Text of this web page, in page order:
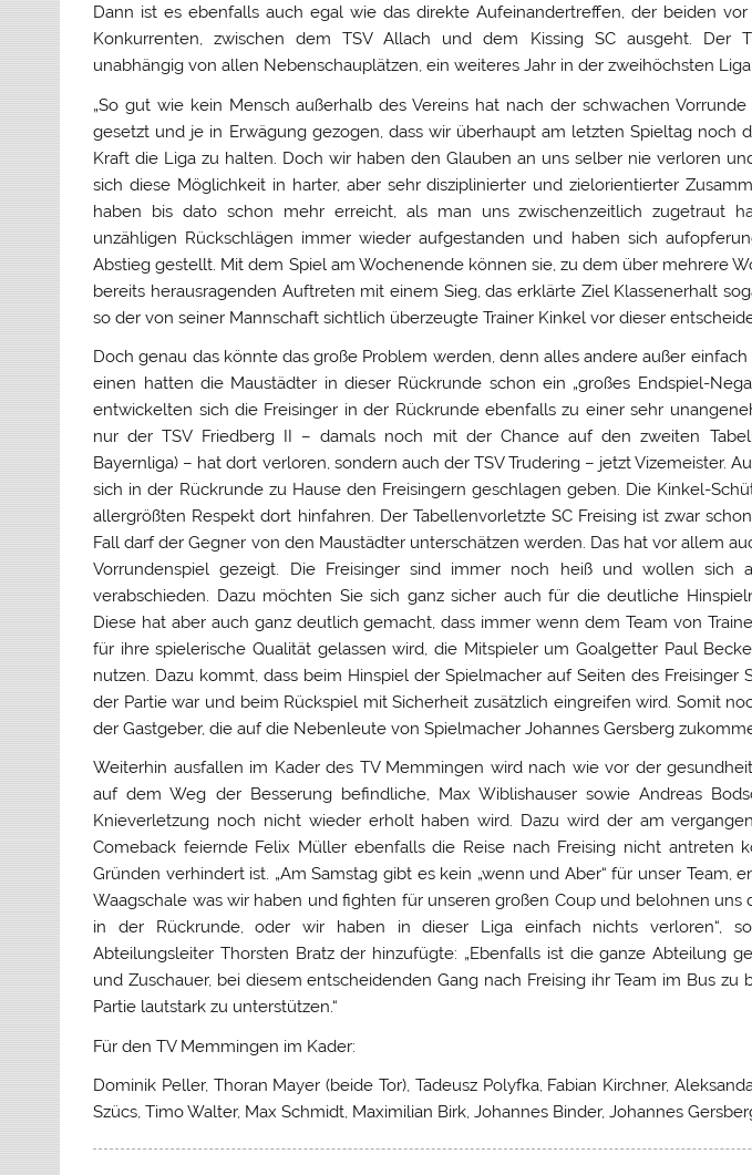
Dann ist es ebenfalls auch egal wie das direkte Aufeinandertreffen, der beiden
Konkurrenten, zwischen dem TSV Allach und dem Kissing SC ausgeht. Der
unabhängig von allen Nebenschauplätzen, ein weiteres Jahr in der zweihöchsten
„So gut wie kein Mensch außerhalb des Vereins hat nach der schwachen
gesetzt und je in Erwägung gezogen, dass wir überhaupt am letzten Spieltag noch
Kraft die Liga zu halten. Doch wir haben den Glauben an uns selber nie verloren
sich diese Möglichkeit in harter, aber sehr disziplinierter und zielorientierter
haben bis dato schon mehr erreicht, als man uns zwischenzeitlich zugetraut
unzähligen Rückschlägen immer wieder aufgestanden und haben sich
Abstieg gestellt. Mit dem Spiel am Wochenende können sie, zu dem über mehrere
bereits herausragenden Auftreten mit einem Sieg, das erklärte Ziel Klassenerhalt
so der von seiner Mannschaft sichtlich überzeugte Trainer Kinkel vor dieser
Doch genau das könnte das große Problem werden, denn alles andere außer einfach
einen hatten die Maustädter in dieser Rückrunde schon ein „großes Endspiel-
entwickelten sich die Freisinger in der Rückrunde ebenfalls zu einer sehr
nur der TSV Friedberg II – damals noch mit der Chance auf den zweiten
Bayernliga) – hat dort verloren, sondern auch der TSV Trudering – jetzt Vizemeister.
sich in der Rückrunde zu Hause den Freisingern geschlagen geben. Die Kinkel-
allergrößten Respekt dort hinfahren. Der Tabellenvorletzte SC Freising ist zwar
Fall darf der Gegner von den Maustädter unterschätzen werden. Das hat vor allem
Vorrundenspiel gezeigt. Die Freisinger sind immer noch heiß und wollen sich
verabschieden. Dazu möchten Sie sich ganz sicher auch für die deutliche
Diese hat aber auch ganz deutlich gemacht, dass immer wenn dem Team von
für ihre spielerische Qualität gelassen wird, die Mitspieler um Goalgetter Paul
nutzen. Dazu kommt, dass beim Hinspiel der Spielmacher auf Seiten des Freisinger
der Partie war und beim Rückspiel mit Sicherheit zusätzlich eingreifen wird. Somit
der Gastgeber, die auf die Nebenleute von Spielmacher Johannes Gersberg
Weiterhin ausfallen im Kader des TV Memmingen wird nach wie vor der
auf dem Weg der Besserung befindliche, Max Wiblishauser sowie Andreas
Knieverletzung noch nicht wieder erholt haben wird. Dazu wird der am
Comeback feiernde Felix Müller ebenfalls die Reise nach Freising nicht antreten
Gründen verhindert ist. „Am Samstag gibt es kein „wenn und Aber“ für unser Team,
Waagschale was wir haben und fighten für unseren großen Coup und belohnen
in der Rückrunde, oder wir haben in dieser Liga einfach nichts verloren“,
Abteilungsleiter Thorsten Bratz der hinzufügte: „Ebenfalls ist die ganze Abteilung
und Zuschauer, bei diesem entscheidenden Gang nach Freising ihr Team im Bus
Partie lautstark zu unterstützen.“
Für den TV Memmingen im Kader:
Dominik Peller, Thoran Mayer (beide Tor), Tadeusz Polyfka, Fabian Kirchner,
Szücs, Timo Walter, Max Schmidt, Maximilian Birk, Johannes Binder, Johannes